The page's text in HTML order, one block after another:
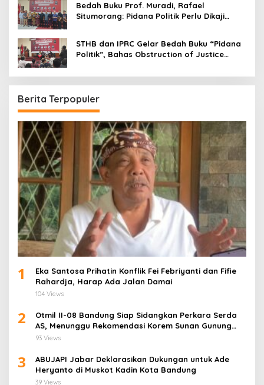
Bedah Buku Prof. Muradi, Rafael
Situmorang: Pidana Politik Perlu Dikaji
STHB dan IPRC Gelar Bedah Buku “Pidana
Politik”, Bahas Obstruction of Justice
Berita Terpopuler
1
Eka Santosa Prihatin Konflik Fei Febriyanti dan Fifie
Rahardja, Harap Ada Jalan Damai
104 Views
2
Otmil II-08 Bandung Siap Sidangkan Perkara Serda
AS, Menunggu Rekomendasi Korem Sunan Gunung
Jati Cirebon
93 Views
3
ABUJAPI Jabar Deklarasikan Dukungan untuk Ade
Heryanto di Muskot Kadin Kota Bandung
39 Views